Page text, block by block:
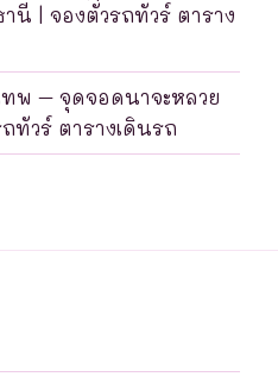
นี | จองตั๋วรถทัวร์ ตาราง
ทพ – จุดจอดนาจะหลวย
ทัวร์ ตารางเดินรถ